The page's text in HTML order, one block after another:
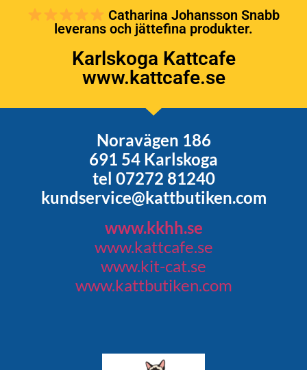
Catharina Johansson Snabb
leverans och jättefina produkter.
Karlskoga Kattcafe
www.kattcafe.se
Noravägen 186
691 54 Karlskoga
tel 07272 81240
kundservice@kattbutiken.com
www.kkhh.se
www.kattcafe.se
www.kit-cat.se
www.kattbutiken.com